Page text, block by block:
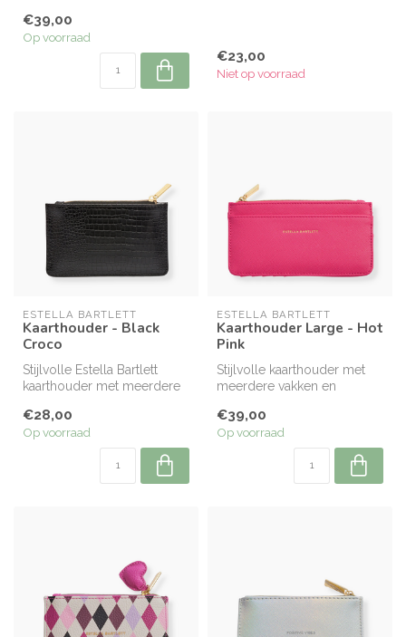
Compact,...
€39,00
Op voorraad
€23,00
Niet op voorraad
ESTELLA BARTLETT
Kaarthouder - Black
Croco
Stijlvolle Estella Bartlett
kaarthouder met meerdere
€28,00
Op voorraad
ESTELLA BARTLETT
Kaarthouder Large - Hot
Pink
Stijlvolle kaarthouder met
meerdere vakken en
Compact,...
€39,00
Op voorraad